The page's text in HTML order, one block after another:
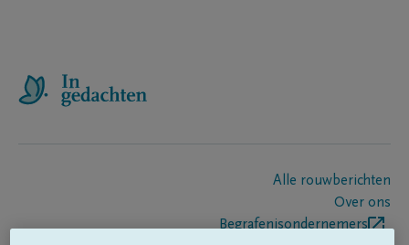
Alle rouwberichten
Over ons
Begrafenisondernemers